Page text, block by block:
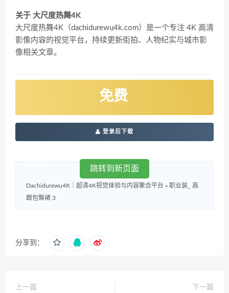
关于 大尺度热舞4K
大尺度热舞4K（dachidurewu4k.com）是一个专注 4K 高清
影像内容的视觉平台，持续更新街拍、人物纪实与城市影
像相关文章。
免费
登录后下载
Dachidurewu4K｜超清4K视觉体验与内容聚合平台 » 职业装_ 高
跟包臀裙 3
分享到：
上一篇 下一篇
跳转到新页面